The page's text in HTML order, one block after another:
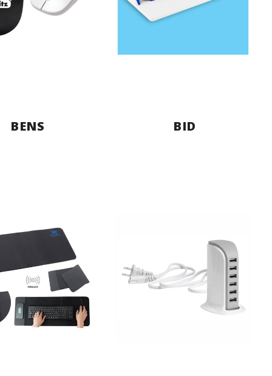
BENS BID